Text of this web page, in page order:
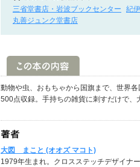
三省堂書店・岩波ブックセンター 紀
丸善ジュンク堂書店
動物や虫、おもちゃから国旗まで、世界
500点収録。手持ちの雑貨に刺すだけで、
大図 まこと (オオズ マコト)
1979年生まれ。クロスステッチデザイナ